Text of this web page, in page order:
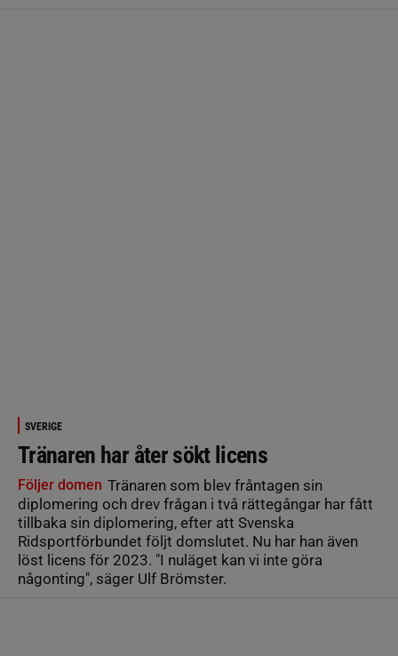
SVERIGE
Tränaren har åter sökt licens
Följer domen Tränaren som blev fråntagen sin
diplomering och drev frågan i två rättegångar har fått
tillbaka sin diplomering, efter att Svenska
Ridsportförbundet följt domslutet. Nu har han även
löst licens för 2023. "I nuläget kan vi inte göra
någonting", säger Ulf Brömster.